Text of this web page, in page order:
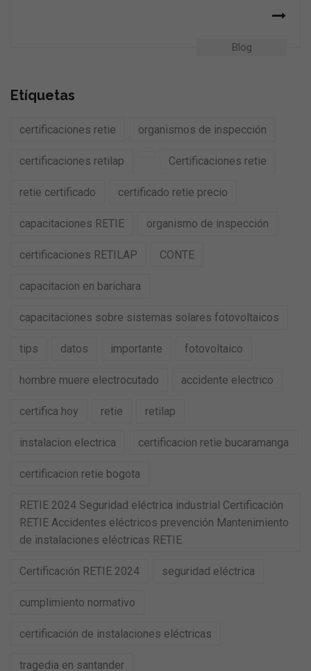
Blog
Etíquetas
certificaciones retie organismos de inspección
certificaciones retilap Certificaciones retie
retie certificado certificado retie precio
capacitaciones RETIE organismo de inspección
certificaciones RETILAP CONTE
capacitacion en barichara
capacitaciones sobre sistemas solares fotovoltaicos
tips datos importante fotovoltaico
hombre muere electrocutado accidente electrico
certifica hoy retie retilap
instalacion electrica certificacion retie bucaramanga
certificacion retie bogota
RETIE 2024 Seguridad eléctrica industrial Certificación
RETIE Accidentes eléctricos prevención Mantenimiento
de instalaciones eléctricas RETIE
Certificación RETIE 2024 seguridad eléctrica
cumplimiento normativo
certificación de instalaciones eléctricas
tragedia en santander